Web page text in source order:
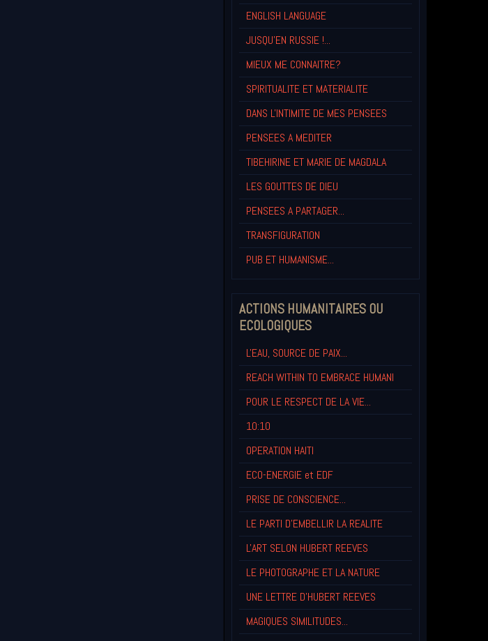
ENGLISH LANGUAGE
JUSQU'EN RUSSIE !...
MIEUX ME CONNAITRE?
SPIRITUALITE ET MATERIALITE
DANS L'INTIMITE DE MES PENSEES
PENSEES A MEDITER
TIBEHIRINE ET MARIE DE MAGDALA
LES GOUTTES DE DIEU
PENSEES A PARTAGER...
TRANSFIGURATION
PUB ET HUMANISME...
ACTIONS HUMANITAIRES OU
ECOLOGIQUES
L'EAU, SOURCE DE PAIX...
REACH WITHIN TO EMBRACE HUMANI
POUR LE RESPECT DE LA VIE...
10:10
OPERATION HAITI
ECO-ENERGIE et EDF
PRISE DE CONSCIENCE...
LE PARTI D'EMBELLIR LA REALITE
L'ART SELON HUBERT REEVES
LE PHOTOGRAPHE ET LA NATURE
UNE LETTRE D'HUBERT REEVES
MAGIQUES SIMILITUDES...